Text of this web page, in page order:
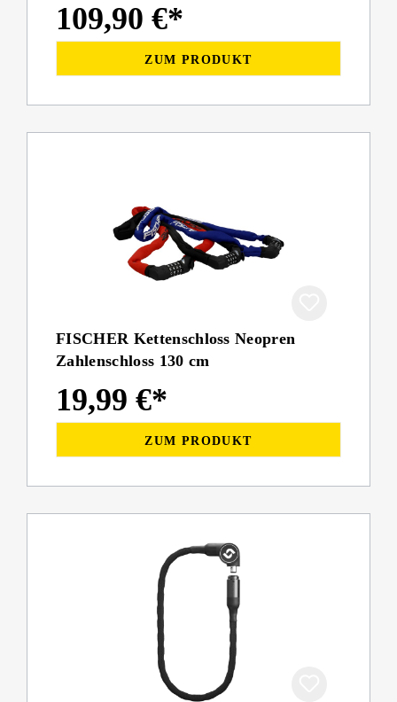
109,90 €*
ZUM PRODUKT
FISCHER Kettenschloss Neopren
Zahlenschloss 130 cm
19,99 €*
ZUM PRODUKT